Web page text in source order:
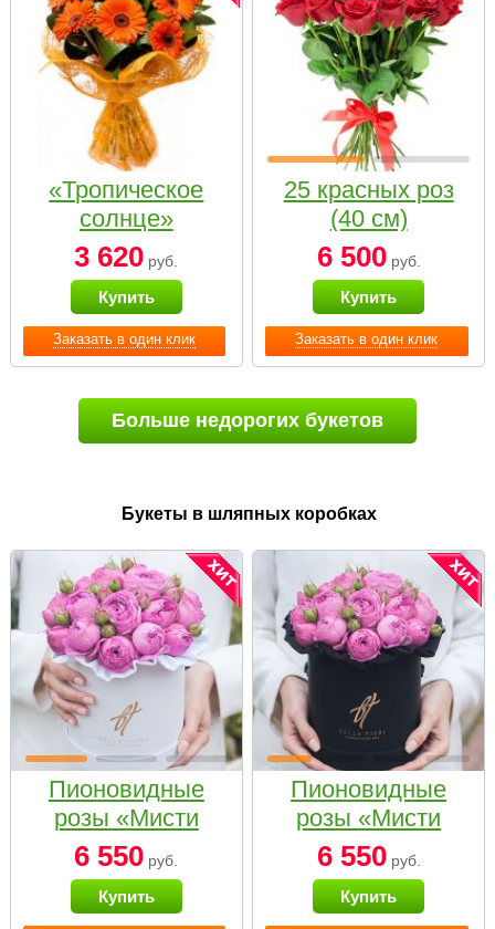
Заказать в один клик
«Тропическое
солнце»
3 620 руб.
Купить
Заказать в один клик
25 красных роз
(40 см)
6 500руб.
Купить
Больше недорогих букетов
Букеты в шляпных коробках
Пионовидные
розы «Мисти
бабблс» в белой
коробке Small
6 550 руб.
Купить
Пионовидные
розы «Мисти
бабблс» в
черной коробке
Small
6 550руб.
Купить